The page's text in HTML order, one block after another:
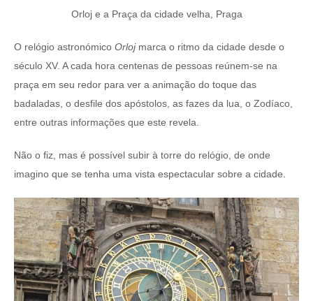
Orloj e a Praça da cidade velha, Praga
O relógio astronómico Orlojmarca o ritmo da cidade desde o
século XV. A cada hora centenas de pessoas reúnem-se na
praça em seu redor para ver a animação do toque das
badaladas, o desfile dos apóstolos, as fazes da lua, o Zodíaco,
entre outras informações que este revela.
Não o fiz, mas é possível subir à torre do relógio, de onde
imagino que se tenha uma vista espectacular sobre a cidade.